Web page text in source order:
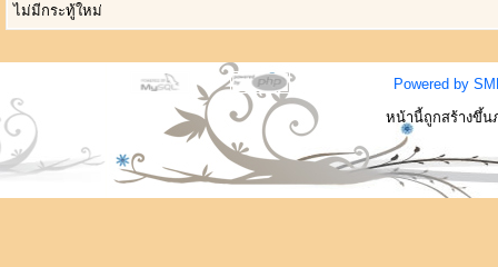
ไม่มีกระทู้ใหม่
Powered by
หน้านี้ถูกสร้างขึ้น